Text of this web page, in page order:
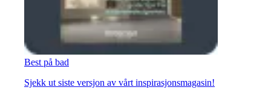
Best på bad
Sjekk ut siste versjon av vårt inspirasjonsmagasin!